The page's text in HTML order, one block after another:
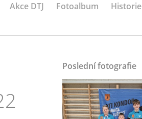
Akce DTJ Fotoalbum Historie
Poslední fotografie